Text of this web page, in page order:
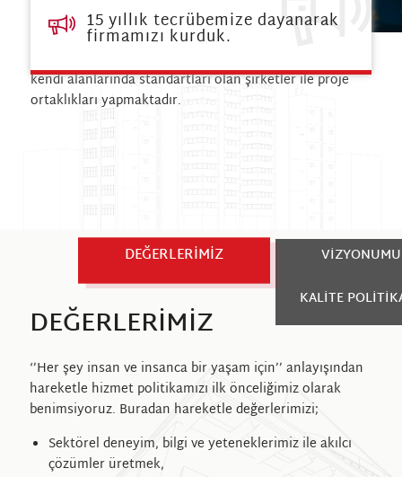
Müşterileri grubuna her zaman güncel, mimari tasarıma
uygun, müşteri ihtiyaçlarına kalıcı değerler yaratacak
kendi alanlarında standartları olan şirketler ile proje
ortaklıkları yapmaktadır.
15 yıllık tecrübemize dayanarak
firmamızı kurduk.
DEĞERLERIMIZ
‘’Her şey insan ve insanca bir yaşam için’’ anlayışından
hareketle hizmet politikamızı ilk önceliğimiz olarak
benimsiyoruz. Buradan hareketle değerlerimizi;
Sektörel deneyim, bilgi ve yeteneklerimiz ile akılcı
çözümler üretmek,
DEĞERLERIMIZ
KALITE